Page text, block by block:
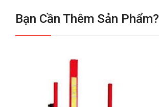
Bạn Cần Thêm Sản Phẩm?